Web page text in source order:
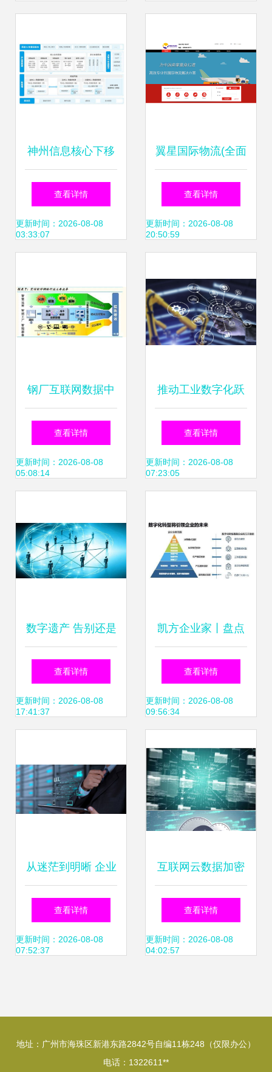
神州信息核心下移
以国产数据库助力
城商行分布式核心
落地
查看详情
更新时间：2026-08-08
03:33:07
翼星国际物流(全面
物流解决方案)
查看详情
更新时间：2026-08-08
20:50:59
钢厂互联网数据中
心(IDC)的崛起与新
时代数据服务转型
查看详情
更新时间：2026-08-08
05:08:14
推动工业数字化跃
迁 工业互联网产业
升级与互联网数据
查看详情
更新时间：2026-08-08
07:23:05
数字遗产 告别还是
铭记？——从抖
音“逝者账号”功能
查看详情
更新时间：2026-08-08
17:41:37
凯方企业家丨盘点
吉林省五大互联网
品牌，助力企业数
查看详情
更新时间：2026-08-08
09:56:34
从迷茫到明晰 企业
如何借助大数据重
塑运营模式实现商
查看详情
更新时间：2026-08-08
07:52:37
互联网云数据加密
金融商业环境下数
据服务的核心保障
查看详情
更新时间：2026-08-08
04:02:57
地址：广州市海珠区新港东路2842号自编11栋248（仅限办公）
电话：1322611**